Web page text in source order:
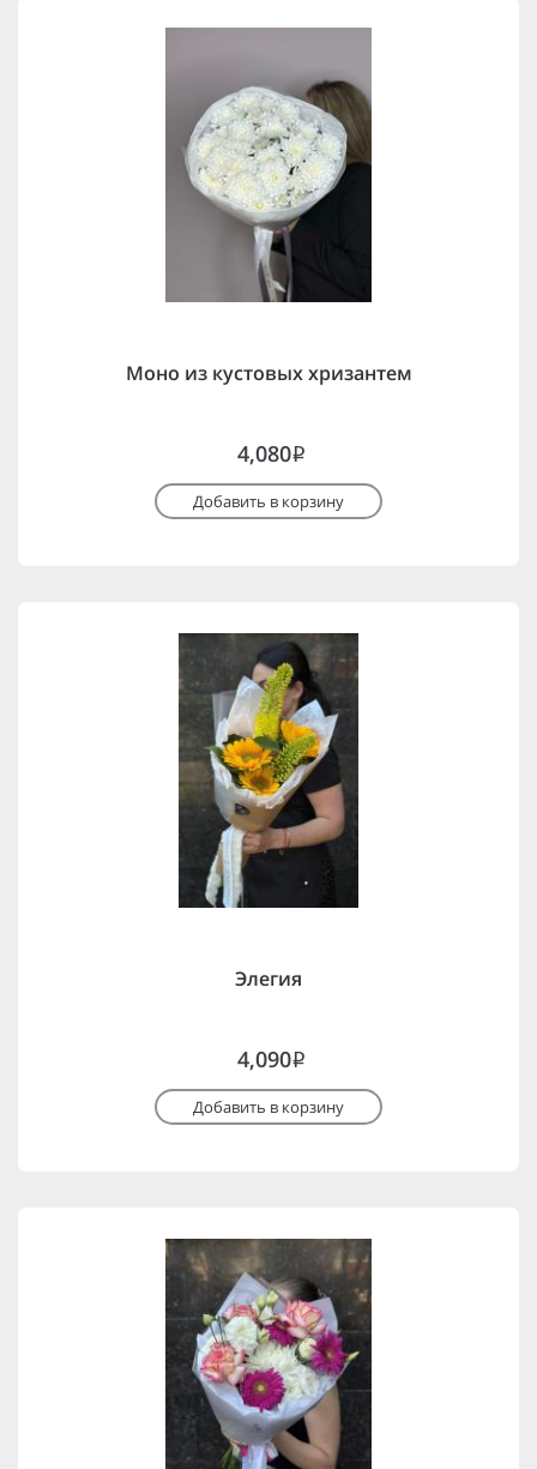
Моно из кустовых хризантем
4,080i
Добавить в корзину
Элегия
4,090i
Добавить в корзину